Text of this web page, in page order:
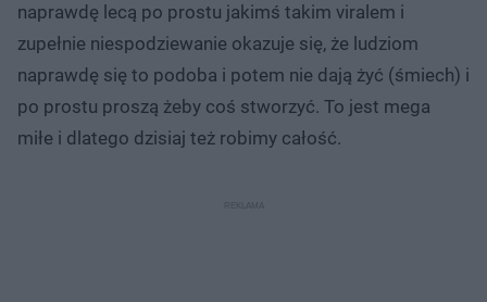
naprawdę lecą po prostu jakimś takim viralem i
zupełnie niespodziewanie okazuje się, że ludziom
naprawdę się to podoba i potem nie dają żyć (śmiech) i
po prostu proszą żeby coś stworzyć. To jest mega
miłe i dlatego dzisiaj też robimy całość.